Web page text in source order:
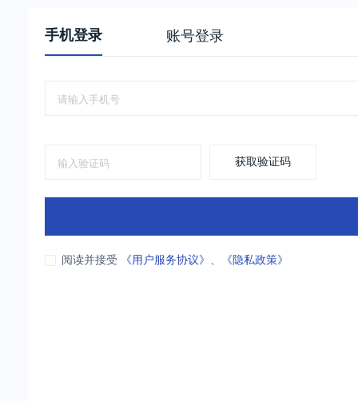
手机登录 账号登录
获取验证码
阅读并接受 《用户服务协议》 、 《隐私政策》